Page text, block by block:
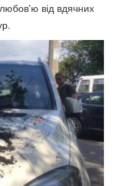
від вдячних